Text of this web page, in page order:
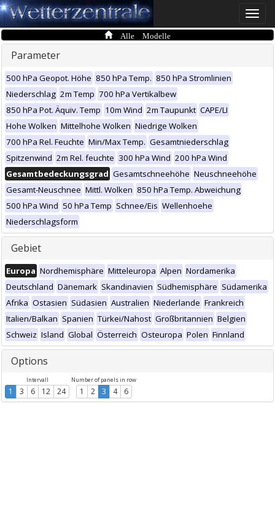
Toggle
Alle Modelle
Parameter
500 hPa Geopot. Höhe 850 hPa Temp. 850 hPa Stromlinien
Niederschlag 2m Temp 700 hPa Vertikalbew
850 hPa Pot. Äquiv. Temp 10m Wind 2m Taupunkt CAPE/LI
Hohe Wolken Mittelhohe Wolken Niedrige Wolken
700 hPa Rel. Feuchte Min/Max Temp. Gesamtniederschlag
Spitzenwind 2m Rel. feuchte 300 hPa Wind 200 hPa Wind
Gesamtbedeckungsgrad Gesamtschneehöhe Neuschneehöhe
Gesamt-Neuschnee Mittl. Wolken 850 hPa Temp. Abweichung
500 hPa Wind 50 hPa Temp Schnee/Eis Wellenhoehe
Niederschlagsform
Gebiet
Europa Nordhemisphäre Mitteleuropa Alpen Nordamerika
Deutschland Dänemark Skandinavien Südhemisphäre Südamerika
Afrika Ostasien Südasien Australien Niederlande Frankreich
Italien/Balkan Spanien Türkei/Nahost Großbritannien Belgien
Schweiz Island Global Österreich Osteuropa Polen Finnland
Options
Intervall
1 3 6 12 24
Number of panels in row
1 2 3 4 6